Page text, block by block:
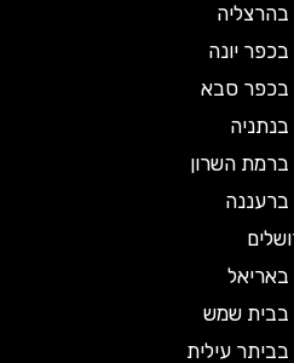
יונה
סבא
השרון
שמש
עילית